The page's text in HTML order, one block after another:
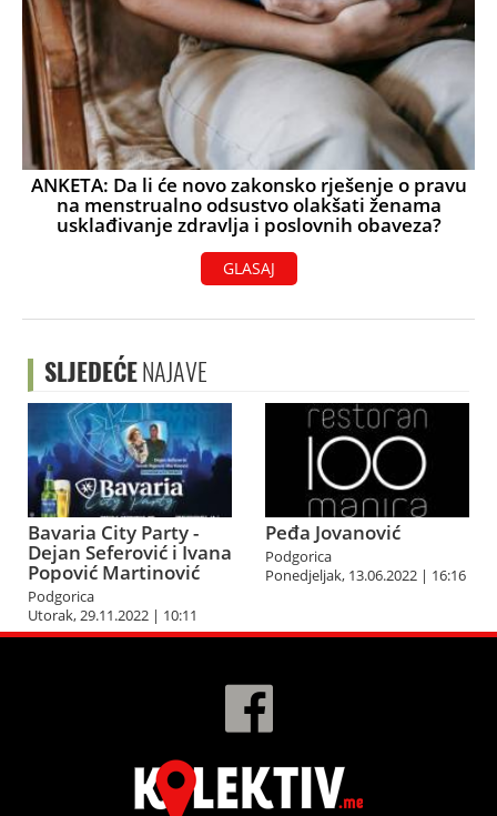
ANKETA: Da li će novo zakonsko rješenje o pravu
na menstrualno odsustvo olakšati ženama
usklađivanje zdravlja i poslovnih obaveza?
GLASAJ
SLJEDEĆENAJAVE
Bavaria City Party -
Dejan Seferović i Ivana
Popović Martinović
Podgorica
Utorak, 29.11.2022 | 10:11
Peđa Jovanović
Podgorica
Ponedjeljak, 13.06.2022 | 16:16